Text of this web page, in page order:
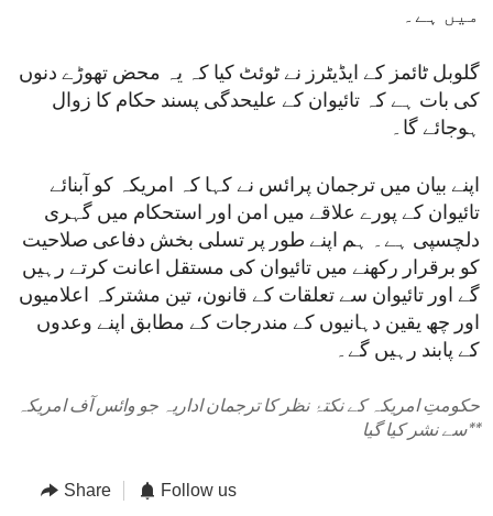
میں ہے۔
گلوبل ٹائمز کے ایڈیٹرز نے ٹوئٹ کیا کہ یہ محض تھوڑے دنوں
کی بات ہے کہ تائیوان کے علیحدگی پسند حکام کا زوال
ہوجائے گا۔
اپنے بیان میں ترجمان پرائس نے کہا کہ امریکہ کو آبنائے
تائیوان کے پورے علاقے میں امن اور استحکام میں گہری
دلچسپی ہے۔ ہم اپنے طور پر تسلی بخش دفاعی صلاحیت
کو برقرار رکھنے میں تائیوان کی مستقل اعانت کرتے رہیں
گے اور تائیوان سے تعلقات کے قانون، تین مشترکہ اعلامیوں
اور چھ یقین دہانیوں کے مندرجات کے مطابق اپنے وعدوں
کے پابند رہیں گے۔
حکومتِ امریکہ کے نکتۂ نظر کا ترجمان اداریہ جو وائس آف امریکہ
سے نشر کیا گیا**
Share Follow us